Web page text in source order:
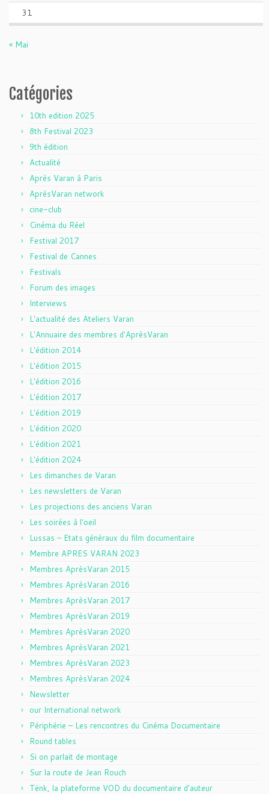
31
« Mai
Catégories
10th edition 2025
8th Festival 2023
9th édition
Actualité
Après Varan à Paris
AprèsVaran network
cine-club
Cinéma du Réel
Festival 2017
Festival de Cannes
Festivals
Forum des images
Interviews
L'actualité des Ateliers Varan
L'Annuaire des membres d'AprèsVaran
L'édition 2014
L'édition 2015
L'édition 2016
L'édition 2017
L'édition 2019
L'édition 2020
L'édition 2021
L'édition 2024
Les dimanches de Varan
Les newsletters de Varan
Les projections des anciens Varan
Les soirées à l'oeil
Lussas – Etats généraux du film documentaire
Membre APRES VARAN 2023
Membres AprèsVaran 2015
Membres AprèsVaran 2016
Membres AprèsVaran 2017
Membres AprèsVaran 2019
Membres AprèsVaran 2020
Membres AprèsVaran 2021
Membres AprèsVaran 2023
Membres AprèsVaran 2024
Newsletter
our International network
Périphérie – Les rencontres du Cinéma Documentaire
Round tables
Si on parlait de montage
Sur la route de Jean Rouch
Tënk, la plateforme VOD du documentaire d'auteur